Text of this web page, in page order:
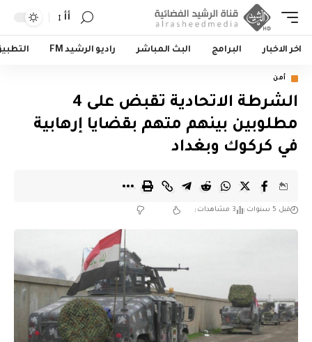
أأ
اخر الاخبار البرامج البث المباشر راديو الرشيد FM
أمن
الشرطة الاتحادية تقبض على 4
مطلوبين بينهم متهم بقضايا إرهابية
في كركوك وبغداد
قبل 5 سنوات 3 مشاهدات